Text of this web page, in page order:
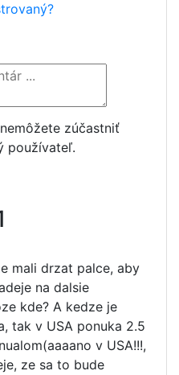
zúčastniť
používateľ.
mali drzat palce, aby
na dalsie
kde? A kedze je
tak v USA ponuka 2.5
v USA!!!,
ze sa to bude